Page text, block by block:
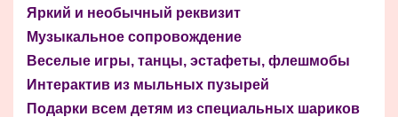
Яркий и необычный реквизит
Музыкальное сопровождение
Веселые игры, танцы, эстафеты, флешмобы
Интерактив из мыльных пузырей
Подарки всем детям из специальных шариков